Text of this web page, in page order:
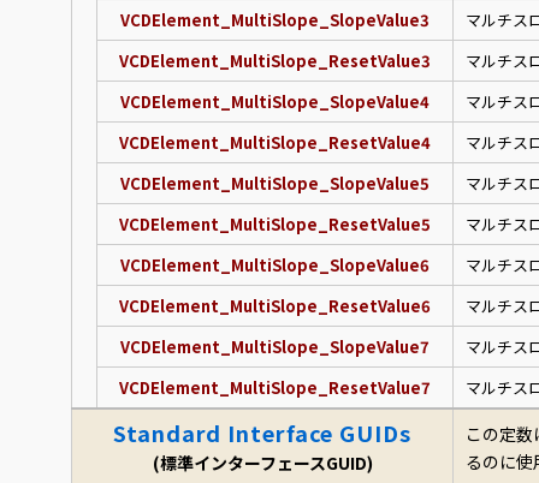
VCDElement_MultiSlope_SlopeValue3
マルチス
VCDElement_MultiSlope_ResetValue3
マルチス
VCDElement_MultiSlope_SlopeValue4
マルチス
VCDElement_MultiSlope_ResetValue4
マルチス
VCDElement_MultiSlope_SlopeValue5
マルチス
VCDElement_MultiSlope_ResetValue5
マルチス
VCDElement_MultiSlope_SlopeValue6
マルチス
VCDElement_MultiSlope_ResetValue6
マルチス
VCDElement_MultiSlope_SlopeValue7
マルチス
VCDElement_MultiSlope_ResetValue7
マルチス
Standard Interface GUIDs
(標準インターフェースGUID)
この定数
るのに使